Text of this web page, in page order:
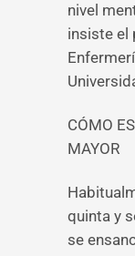
nivel
insiste el
CÓMO
MAYOR
quinta y
se